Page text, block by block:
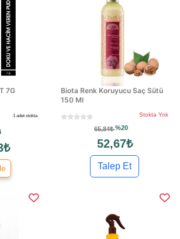
7G
1 adet stokta
Biota Renk Koruyucu Saç Sütü
150 Ml
Stokta Yok
65,84₺%20
52,67₺
Talep Et